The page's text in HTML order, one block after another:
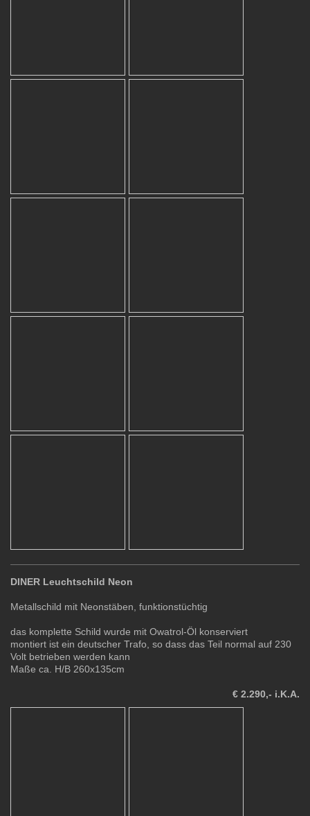
DINER Leuchtschild Neon
Metallschild mit Neonstäben, funktionstüchtig
das komplette Schild wurde mit Owatrol-Öl konserviert
montiert ist ein deutscher Trafo, so dass das Teil normal auf 230
Volt betrieben werden kann
Maße ca. H/B 260x135cm
€ 2.290,- i.K.A.